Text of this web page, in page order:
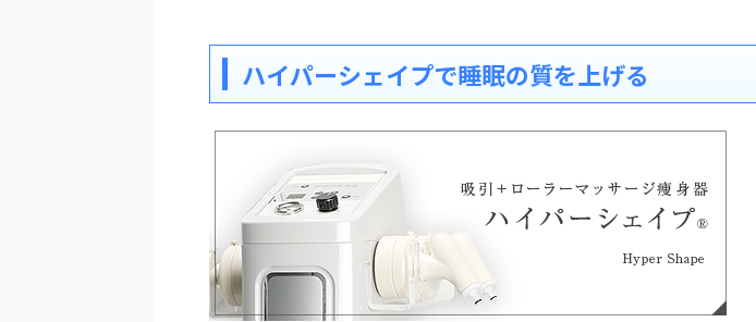
ハイパーシェイプで睡眠の質を上げる